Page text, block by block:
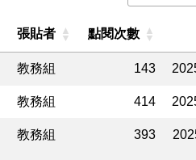
張貼者 點閱次數
教務組 143
教務組 414
教務組 393